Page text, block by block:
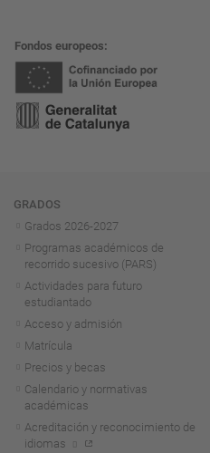
Fondos europeos
Navegación
GRADOS
Grados 2026-2027
Programas académicos de
recorrido sucesivo (PARS)
Actividades para futuro
estudiantado
Acceso y admisión
Matrícula
Precios y becas
Calendario y normativas
académicas
Acreditación y reconocimiento de
idiomas